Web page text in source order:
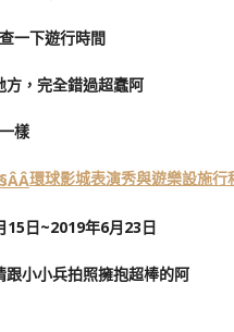
一下遊行時間
方，完全錯過超蠢阿
樣
環球影城表演秀與遊樂設施行
15日~2019年6月23日
小小兵拍照擁抱超棒的阿